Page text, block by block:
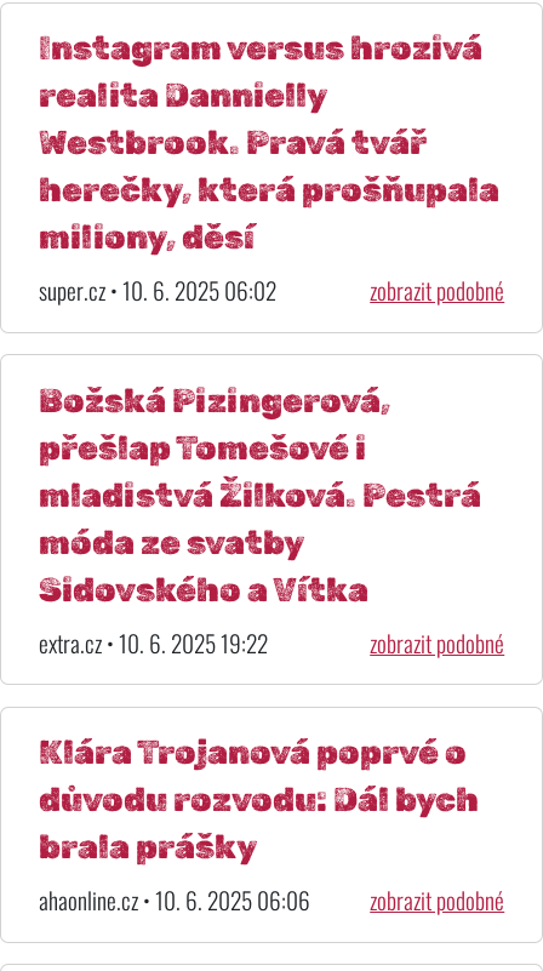
Instagram versus hrozivá
realita Dannielly
Westbrook. Pravá tvář
herečky, která prošňupala
miliony, děsí
super.cz • 10. 6. 2025 06:02 zobrazit podobné
Božská Pizingerová,
přešlap Tomešové i
mladistvá Žilková. Pestrá
móda ze svatby
Sidovského a Vítka
extra.cz • 10. 6. 2025 19:22 zobrazit podobné
Klára Trojanová poprvé o
důvodu rozvodu: Dál bych
brala prášky
ahaonline.cz • 10. 6. 2025 06:06 zobrazit podobné